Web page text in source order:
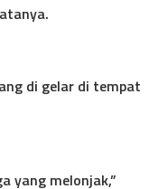
di gelar di tempat
yang melonjak,”